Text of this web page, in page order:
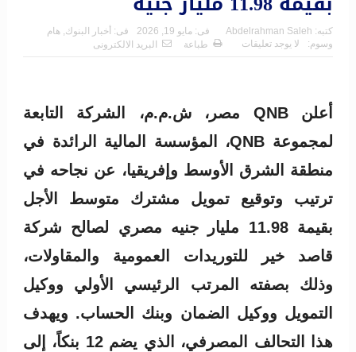
كتبه: Abdelrahman Saleh فى: مايو 19, 2026 فى: أخبار البنوك, هام
وسوم:
لا يوجد تعليقات طباعة البريد الالكترونى
أعلن QNB مصر، ش.م.م، الشركة التابعة
لمجموعة QNB، المؤسسة المالية الرائدة في
منطقة الشرق الأوسط وإفريقيا، عن نجاحه في
ترتيب وتوقيع تمويل مشترك متوسط الأجل
بقيمة 11.98 مليار جنيه مصري لصالح شركة
قاصد خير للتوريدات العمومية والمقاولات،
وذلك بصفته المرتب الرئيسي الأولي ووكيل
التمويل ووكيل الضمان وبنك الحساب. ويهدف
هذا التحالف المصرفي، الذي يضم 12 بنكاً، إلى